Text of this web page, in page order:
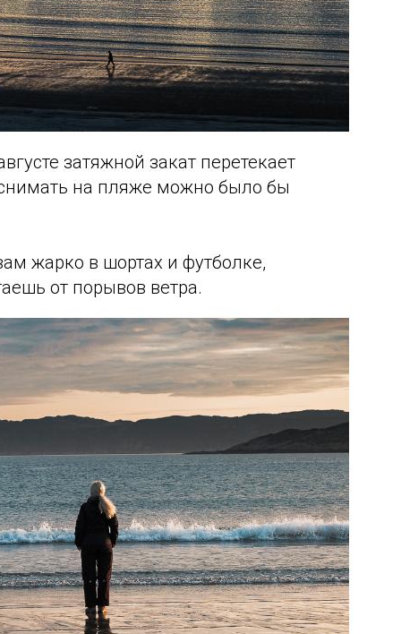
затяжной закат перетекает
на пляже можно было бы
жарко в шортах и футболке,
от порывов ветра.